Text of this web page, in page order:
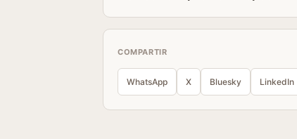
COMPARTIR
WhatsApp X Bluesky LinkedIn